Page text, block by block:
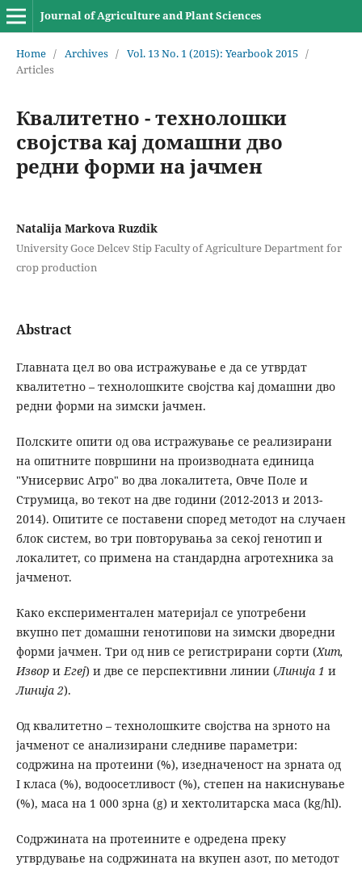
Journal of Agriculture and Plant Sciences
Home / Archives / Vol. 13 No. 1 (2015): Yearbook 2015 /
Articles
Квалитетно - технолошки
својства кај домашни дво
редни форми на јачмен
Natalija Markova Ruzdik
University Goce Delcev Stip Faculty of Agriculture Department for
crop production
Abstract
Главната цел во ова истражување е да се утврдат
квалитетно – технолошките својства кај домашни дво
редни форми на зимски јачмен.
Полските опити од ова истражување се реализирани
на опитните површини на производната единица
"Унисервис Агро" во два локалитета, Овче Поле и
Струмица, во текот на две години (2012-2013 и 2013-
2014). Опитите се поставени според методот на случаен
блок систем, во три повторувања за секој генотип и
локалитет, со примена на стандардна агротехника за
јачменот.
Како експериментален материјал се употребени
вкупно пет домашни генотипови на зимски дворедни
форми јачмен. Три од нив се регистрирани сорти (Хит,
Извор иЕгеј) и две се перспективни линии (Линија 1 и
Линија 2).
Од квалитетно – технолошките својства на зрното на
јачменот се анализирани следниве параметри:
содржина на протеини (%), изедначеност на зрната од
I класа (%), водоосетливост (%), степен на накиснување
(%), маса на 1 000 зрна (g) и хектолитарска маса (kg/hl).
Содржината на протеините е одредена преку
утврдување на содржината на вкупен азот, по методот